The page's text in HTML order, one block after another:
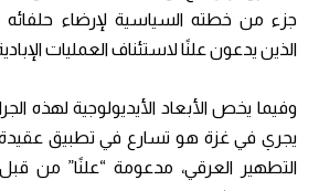
جزء من خطته السياسية لإرضاء حلفائه
الذين يدعون علنًا لاستئناف العمليات
وفيما يخص الأبعاد الأيديولوجية لهذه
يجري في غزة هو تسارع في تطبيق
التطهير العرقي، مدعومة “علنًا” من قبل